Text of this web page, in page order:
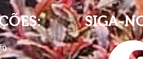
SIGA-